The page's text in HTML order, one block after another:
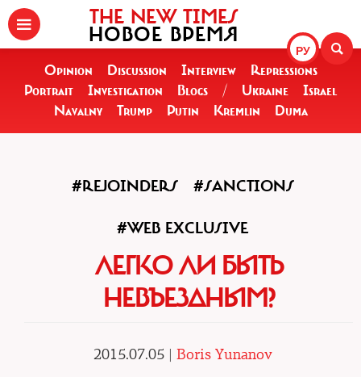
РУ
THE NEW TIMES
НОВОЕ ВРЕМЯ
Opinion Discussion Interview
Repressions
Portrait
Investigation Blogs / Ukraine
Israel
Navalny
Trump Putin Kremlin Duma
#REJOINDERS #SANCTIONS
#WEB EXCLUSIVE
ЛЕГКО ЛИ БЫТЬ
НЕВЪЕЗДНЫМ?
2015.07.05 | Boris Yunanov